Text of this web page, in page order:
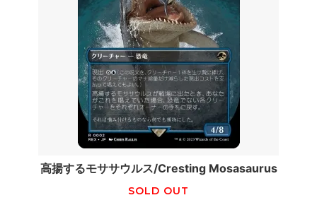
高揚するモササウルス/Cresting Mosasaurus
SOLD OUT